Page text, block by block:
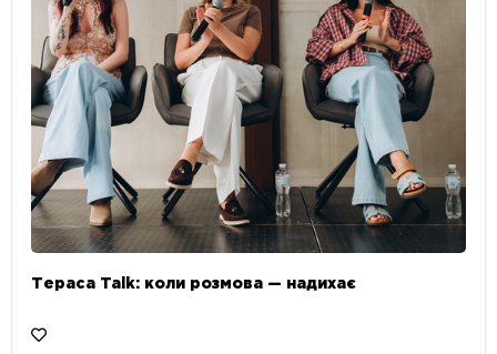
Тераса Talk: коли розмова — надихає